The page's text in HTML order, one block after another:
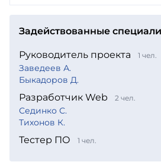
Задействованные
Руководитель проекта 1 чел.
Заведеев А.
Быкадоров Д.
Разработчик Web 2 чел.
Сединко С.
Тихонов К.
Тестер ПО 1 чел.